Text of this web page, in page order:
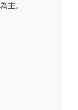
主。